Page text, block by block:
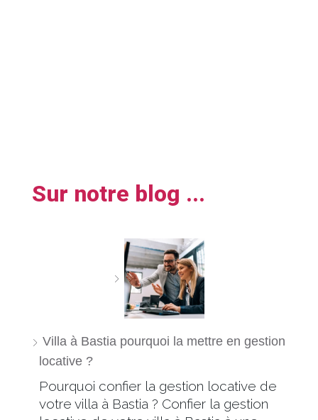
Sur notre blog ...
Villa à Bastia pourquoi la mettre en gestion
locative ?
Pourquoi confier la gestion locative de
votre villa à Bastia ? Confier la gestion